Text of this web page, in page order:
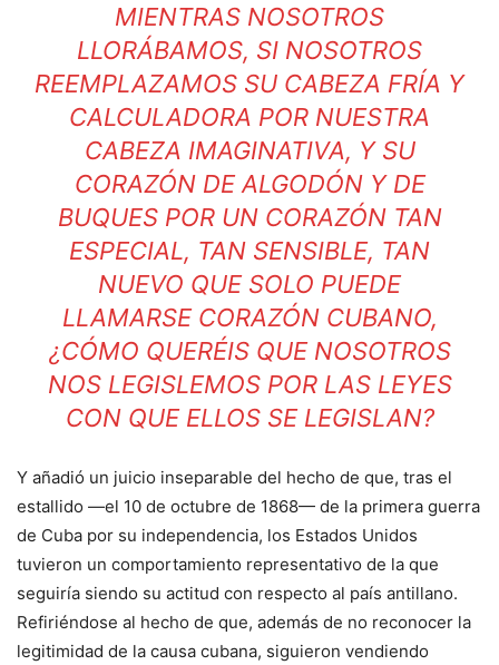
MIENTRAS NOSOTROS
LLORÁBAMOS, SI NOSOTROS
REEMPLAZAMOS SU CABEZA FRÍA Y
CALCULADORA POR NUESTRA
CABEZA IMAGINATIVA, Y SU
CORAZÓN DE ALGODÓN Y DE
BUQUES POR UN CORAZÓN TAN
ESPECIAL, TAN SENSIBLE, TAN
NUEVO QUE SOLO PUEDE
LLAMARSE CORAZÓN CUBANO,
¿CÓMO QUERÉIS QUE NOSOTROS
NOS LEGISLEMOS POR LAS LEYES
CON QUE ELLOS SE LEGISLAN?
Y añadió un juicio inseparable del hecho de que, tras el
estallido —el 10 de octubre de 1868— de la primera guerra
de Cuba por su independencia, los Estados Unidos
tuvieron un comportamiento representativo de la que
seguiría siendo su actitud con respecto al país antillano.
Refiriéndose al hecho de que, además de no reconocer la
legitimidad de la causa cubana, siguieron vendiendo